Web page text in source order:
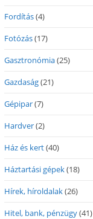
Fordítás(4)
Fotózás(17)
Gasztronómia(25)
Gazdaság(21)
Gépipar(7)
Hardver(2)
Ház és kert(40)
Háztartási gépek(18)
Hírek, híroldalak(26)
Hitel, bank, pénzügy(41)